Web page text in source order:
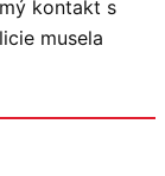
kontakt s
musela